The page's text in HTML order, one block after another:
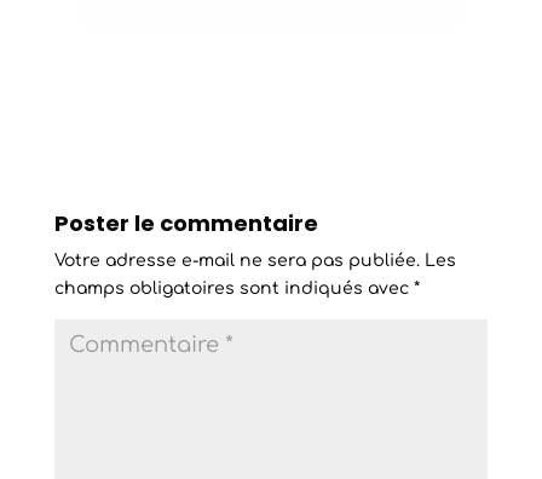
Poster le commentaire
Votre adresse e-mail ne sera pas publiée. Les
champs obligatoires sont indiqués avec *